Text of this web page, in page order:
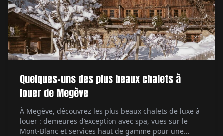
Quelques-uns des plus beaux chalets à
louer de Megève
À Megève, découvrez les plus beaux chalets de luxe à
louer : demeures d’exception avec spa, vues sur le
Mont-Blanc et services haut de gamme pour une